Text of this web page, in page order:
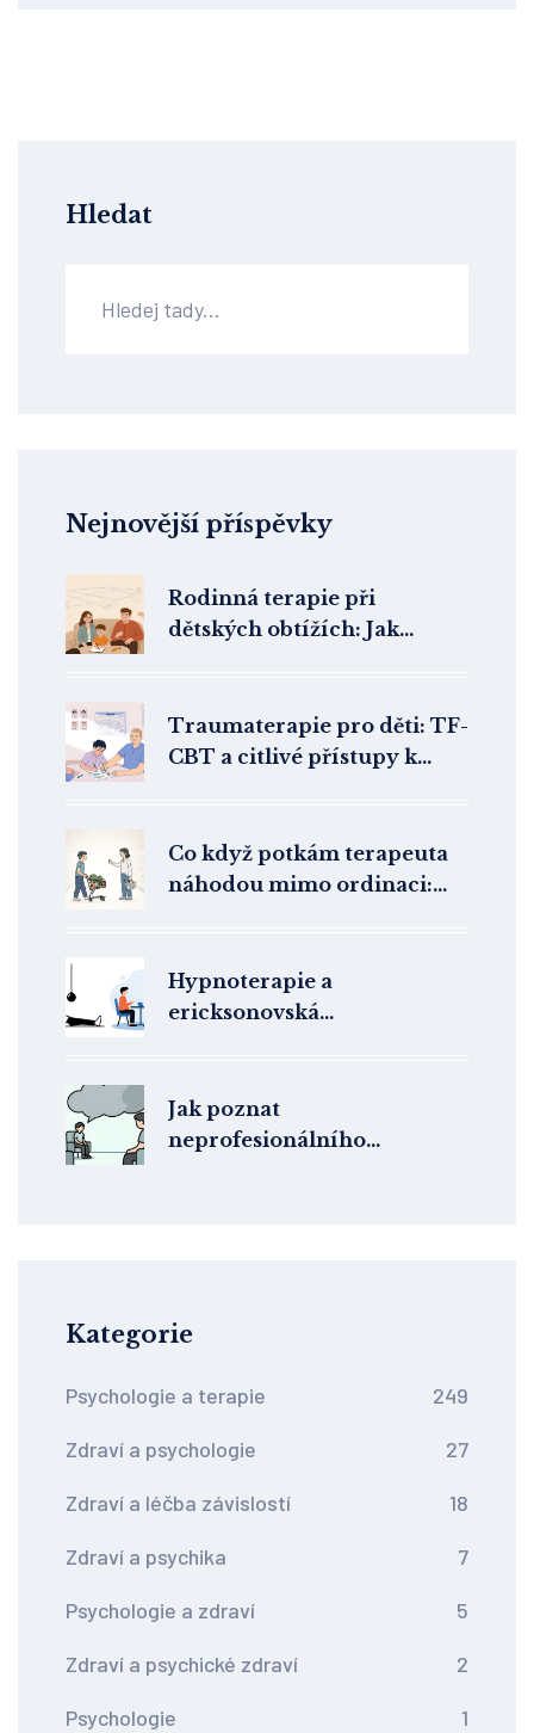
Hledat
Nejnovější příspěvky
Rodinná terapie při
dětských obtížích: Jak
Traumaterapie pro děti: TF-
CBT a citlivé přístupy k
Co když potkám terapeuta
náhodou mimo ordinaci:
Hypnoterapie a
ericksonovská
nevědomím
Jak poznat
neprofesionálního
Kategorie
Psychologie a terapie 249
Zdraví a psychologie 27
Zdraví a léčba závislostí 18
Zdraví a psychika 7
Psychologie a zdraví 5
Zdraví a psychické zdraví 2
Psychologie 1